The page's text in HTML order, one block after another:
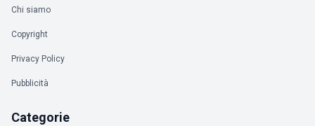
Chi siamo
Copyright
Privacy Policy
Pubblicità
Categorie